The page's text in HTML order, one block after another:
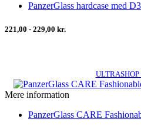
PanzerGlass hardcase med
221,00 - 229,00 kr.
ULTRASHOP
Mere information
PanzerGlass CARE